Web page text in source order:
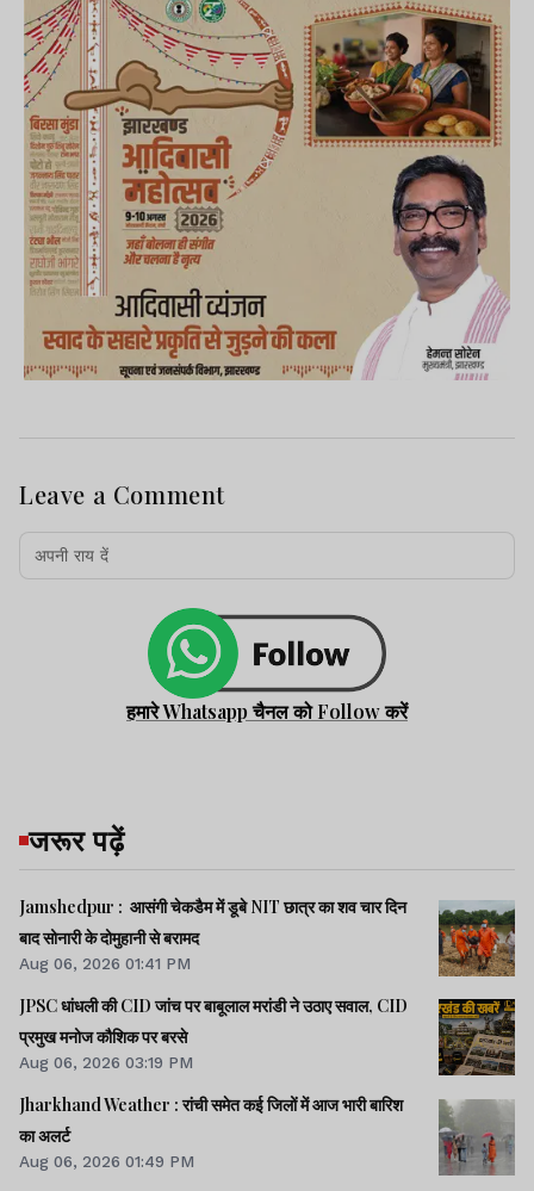
Leave a Comment
हमारे Whatsapp चैनल को Follow करें
जरूर पढ़ें
Jamshedpur : आसंगी चेकडैम में डूबे NIT छात्र का शव चार दिन
बाद सोनारी के दोमुहानी से बरामद
Aug 06, 2026 01:41 PM
JPSC धांधली की CID जांच पर बाबूलाल मरांडी ने उठाए सवाल, CID
प्रमुख मनोज कौशिक पर बरसे
Aug 06, 2026 03:19 PM
Jharkhand Weather : रांची समेत कई जिलों में आज भारी बारिश
का अलर्ट
Aug 06, 2026 01:49 PM